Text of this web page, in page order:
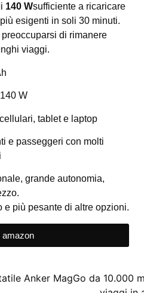
140 Wsufficiente a ricaricare
esigenti in soli 30 minuti.
di rimanere
viaggi.
W
tablet e laptop
e passeggeri con molti
grande autonomia,
e più pesante di altre opzioni.
amazon